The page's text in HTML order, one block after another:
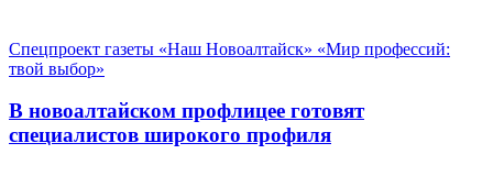
Спецпроект газеты «Наш Новоалтайск» «Мир профессий:
твой выбор»
В новоалтайском профлицее готовят
специалистов широкого профиля